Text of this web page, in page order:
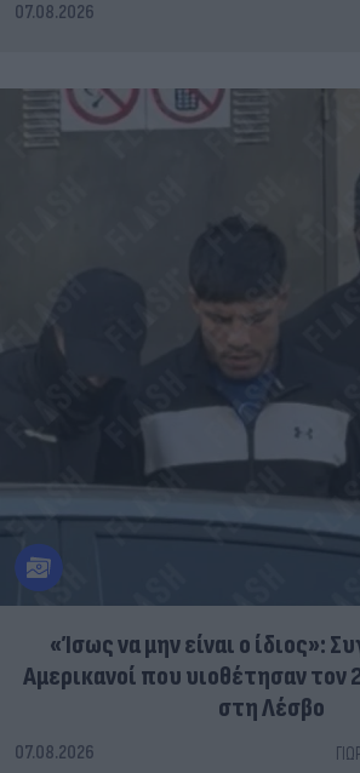
07.08.2026
«Ίσως να μην είναι ο ίδιος»:
Αμερικανοί που υιοθέτησαν
στη Λέσβο
07.08.2026